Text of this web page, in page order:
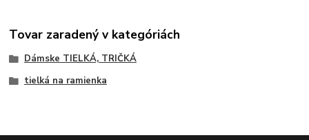
Tovar zaradený v kategóriách
Dámske TIELKÁ, TRIČKÁ
tielká na ramienka